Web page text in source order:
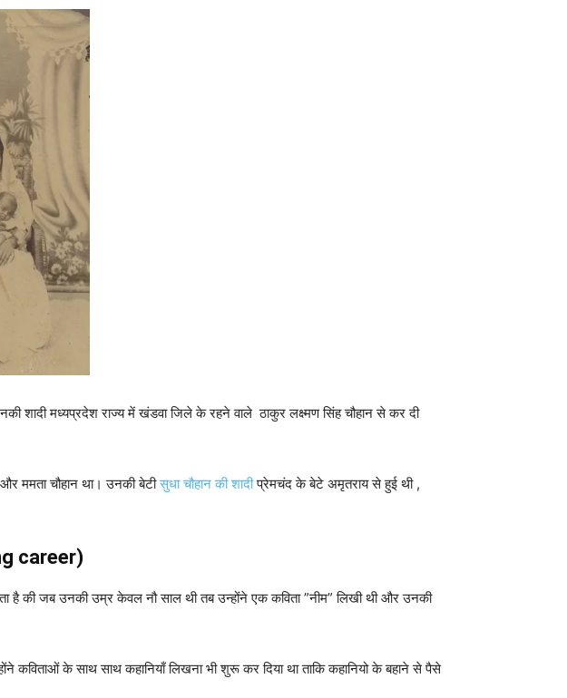
शादी मध्यप्रदेश राज्य में खंडवा जिले के रहने वाले ठाकुर लक्ष्मण सिंह चौहान से कर दी
ममता चौहान था। उनकी बेटीसुधा चौहान की शादीप्रेमचंद के बेटे अमृतराय से हुई थी ,
career)
है की जब उनकी उम्र केवल नौ साल थी तब उन्होंने एक कविता ”नीम” लिखी थी और उनकी
के साथ साथ कहानियाँ लिखना भी शुरू कर दिया था ताकि कहानियो के बहाने से पैसे